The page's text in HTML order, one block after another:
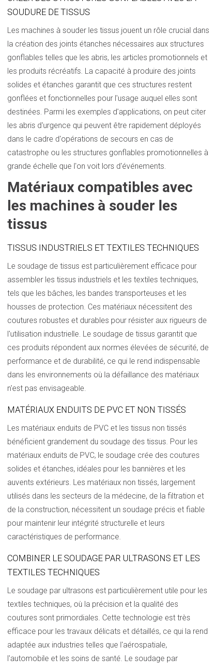
SOUDURE DE TISSUS
Les machines à souder les tissus jouent un rôle crucial dans
la création des joints étanches nécessaires aux structures
gonflables telles que les abris, les articles promotionnels et
les produits récréatifs. La capacité à produire des joints
solides et étanches garantit que ces structures restent
gonflées et fonctionnelles pour l'usage auquel elles sont
destinées. Parmi les exemples d'applications, on peut citer
les abris d'urgence qui peuvent être rapidement déployés
dans le cadre d'opérations de secours en cas de
catastrophe ou les structures gonflables promotionnelles à
grande échelle que l'on voit lors d'événements.
Matériaux compatibles avec
les machines à souder les
tissus
TISSUS INDUSTRIELS ET TEXTILES TECHNIQUES
Le soudage de tissus est particulièrement efficace pour
assembler les tissus industriels et les textiles techniques,
tels que les bâches, les bandes transporteuses et les
housses de protection. Ces matériaux nécessitent des
coutures robustes et durables pour résister aux rigueurs de
l'utilisation industrielle. Le soudage de tissus garantit que
ces produits répondent aux normes élevées de sécurité, de
performance et de durabilité, ce qui le rend indispensable
dans les environnements où la défaillance des matériaux
n'est pas envisageable.
MATÉRIAUX ENDUITS DE PVC ET NON TISSÉS
Les matériaux enduits de PVC et les tissus non tissés
bénéficient grandement du soudage des tissus. Pour les
matériaux enduits de PVC, le soudage crée des coutures
solides et étanches, idéales pour les bannières et les
auvents extérieurs. Les matériaux non tissés, largement
utilisés dans les secteurs de la médecine, de la filtration et
de la construction, nécessitent un soudage précis et fiable
pour maintenir leur intégrité structurelle et leurs
caractéristiques de performance.
COMBINER LE SOUDAGE PAR ULTRASONS ET LES
TEXTILES TECHNIQUES
Le soudage par ultrasons est particulièrement utile pour les
textiles techniques, où la précision et la qualité des
coutures sont primordiales. Cette technologie est très
efficace pour les travaux délicats et détaillés, ce qui la rend
adaptée aux industries telles que l'aérospatiale,
l'automobile et les soins de santé. Le soudage par